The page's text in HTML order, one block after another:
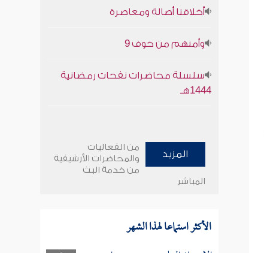
أخلاقنا أصالة ومعاصرة
وأمنهم من خوف 9
سلسلة محاضرات نفحات رمضانية
1444هـ
المزيد
من الفعاليات
والمحاضرات الأرشيفية
من خدمة البث
المباشر
الأكثر استماعا لهذا الشهر